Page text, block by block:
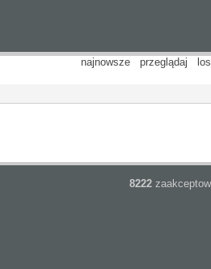
najnowsze przeglądaj
8222